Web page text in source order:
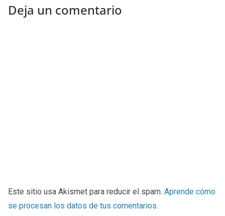
Deja un comentario
Este sitio usa Akismet para reducir el spam. Aprende cómo
se procesan los datos de tus comentarios.